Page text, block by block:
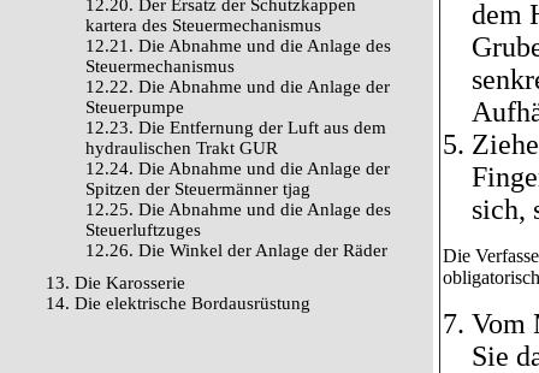
12.20. Der Ersatz der Schutzkappen
kartera des Steuermechanismus
12.21. Die Abnahme und die Anlage des
Steuermechanismus
12.22. Die Abnahme und die Anlage der
Steuerpumpe
12.23. Die Entfernung der Luft aus dem
hydraulischen Trakt GUR
12.24. Die Abnahme und die Anlage der
Spitzen der Steuermänner tjag
12.25. Die Abnahme und die Anlage des
Steuerluftzuges
12.26. Die Winkel der Anlage der Räder
13. Die Karosserie
14. Die elektrische Bordausrüstung
dem
sich,
Die
Vom
Sie